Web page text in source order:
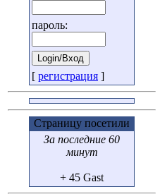
пароль:
[ регистрация ]
Страницу посетили
За последние 60
минут
+ 45 Gast